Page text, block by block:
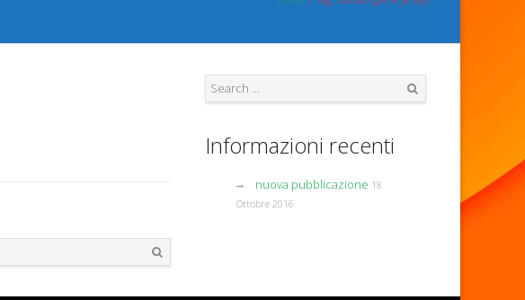
Informazioni recenti
nuova pubblicazione 18
Ottobre 2016